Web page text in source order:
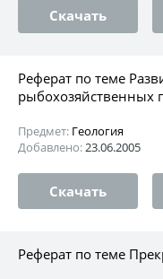
Скачать
Реферат по теме
рыбохозяйственных
Предмет: Геология
Добавлено:23.06.2005
Скачать
Реферат по теме